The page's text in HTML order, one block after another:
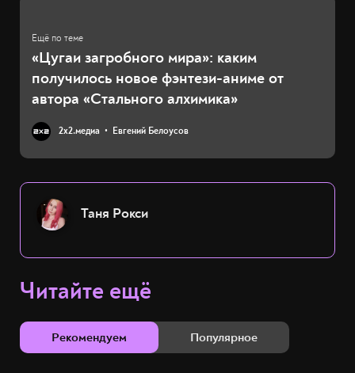
«Цугаи загробного мира»: каким
получилось новое фэнтези-аниме от
автора «Стального алхимика»
2х2.медиа Евгений Белоусов
Таня Рокси
Читайте ещё
Рекомендуем Популярное